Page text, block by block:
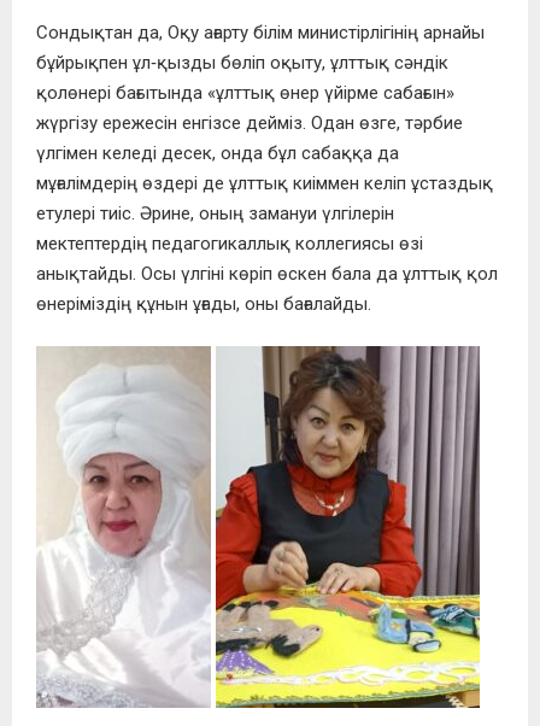
Сондықтан да, Оқу ағарту білім министірлігінің арнайы
бұйрықпен ұл‑қызды бөліп оқыту, ұлттық сәндік
қолөнері бағытында «ұлттық өнер үйірме сабағын»
жүргізу ережесін енгізсе дейміз. Одан өзге, тәрбие
үлгімен келеді десек, онда бұл сабаққа да
мұғалімдерің өздері де ұлттық киіммен келіп ұстаздық
етулері тиіс. Әрине, оның замануи үлгілерін
мектептердің педагогикаллық коллегиясы өзі
анықтайды. Осы үлгіні көріп өскен бала да ұлттық қол
өнеріміздің құнын ұғады, оны бағалайды.